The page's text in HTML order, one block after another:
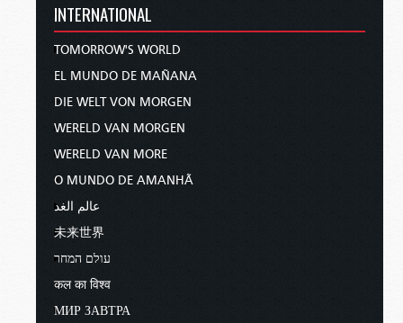
INTERNATIONAL
TOMORROW'S WORLD
EL MUNDO DE MAÑANA
DIE WELT VON MORGEN
WERELD VAN MORGEN
WERELD VAN MORE
O MUNDO DE AMANHÃ
عالم الغد
未来世界
עולם המחר
कल का विश्व
МИР ЗАВТРА